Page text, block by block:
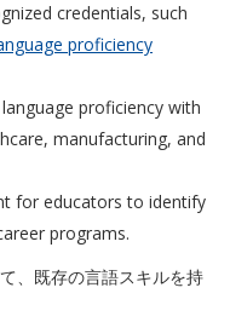
credentials, such
proficiency
proficiency with
manufacturing, and
for educators to identify
programs.
、既存の言語スキルを持